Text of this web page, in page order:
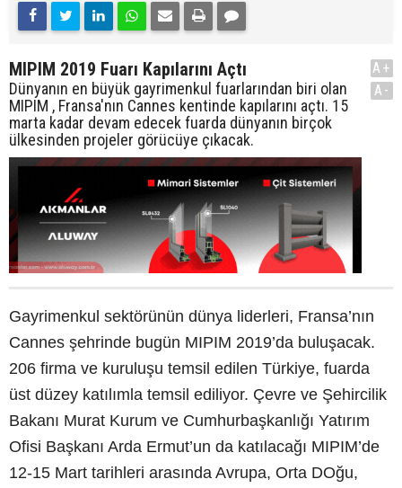
MIPIM 2019 Fuarı Kapılarını Açtı
Dünyanın en büyük gayrimenkul fuarlarından biri olan
MIPIM , Fransa'nın Cannes kentinde kapılarını açtı. 15
marta kadar devam edecek fuarda dünyanın birçok
ülkesinden projeler görücüye çıkacak.
A+
A-
Gayrimenkul sektörünün dünya liderleri, Fransa’nın
Cannes şehrinde bugün MIPIM 2019’da buluşacak.
206 firma ve kuruluşu temsil edilen Türkiye, fuarda
üst düzey katılımla temsil ediliyor. Çevre ve Şehircilik
Bakanı Murat Kurum ve Cumhurbaşkanlığı Yatırım
Ofisi Başkanı Arda Ermut’un da katılacağı MIPIM’de
12-15 Mart tarihleri arasında Avrupa, Orta DOğu,